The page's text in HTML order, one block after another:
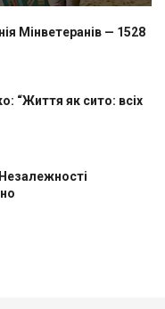
Мінветеранів — 1528
“Життя як сито: всіх